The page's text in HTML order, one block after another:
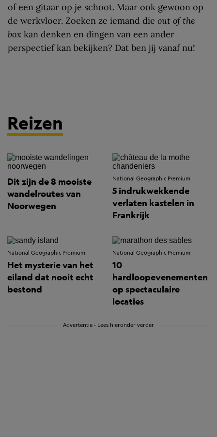
of een gitaar op je schoot. Maar ook gewoon op
de werkvloer. Zoeken ze iemand die out of the
box kan denken en dingen van een ander
perspectief kan bekijken? Dat ben jij vanaf nu!
Reizen
Dit zijn de 8 mooiste
wandelroutes van
Noorwegen
National Geographic Premium
5 indrukwekkende
verlaten kastelen in
Frankrijk
National Geographic Premium
Het mysterie van het
eiland dat nooit echt
bestond
National Geographic Premium
10
hardloopevenementen
op spectaculaire
locaties
Advertentie - Lees hieronder verder